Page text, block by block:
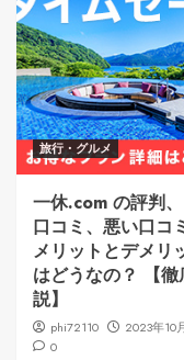
旅行・グルメ
一休.com の評判
口コミ、悪い口コ
メリットとデメリ
はどうなの？ 【徹
説】
phi72110
2023年10
0